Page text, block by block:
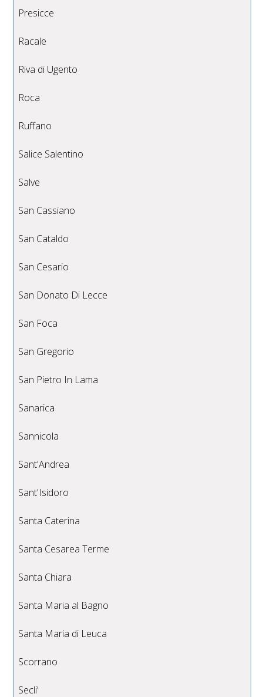
Presicce
Racale
Riva di Ugento
Roca
Ruffano
Salice Salentino
Salve
San Cassiano
San Cataldo
San Cesario
San Donato Di Lecce
San Foca
San Gregorio
San Pietro In Lama
Sanarica
Sannicola
Sant'Andrea
Sant'Isidoro
Santa Caterina
Santa Cesarea Terme
Santa Chiara
Santa Maria al Bagno
Santa Maria di Leuca
Scorrano
Secli'